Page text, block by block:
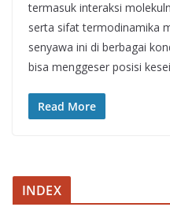
termasuk interaksi
serta sifat termodinamika
senyawa ini di berbagai
bisa menggeser posisi
Read More
INDEX